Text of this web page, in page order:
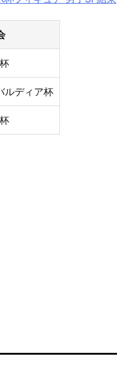
ルディア杯